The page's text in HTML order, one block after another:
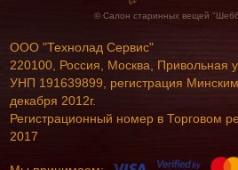
© Салон старинных вещей
ООО "Технолад Сервис"
220100, Россия, Москва, Привольная
УНП 191639899, регистрация
декабря 2012г.
Регистрационный номер в Торговом
2017